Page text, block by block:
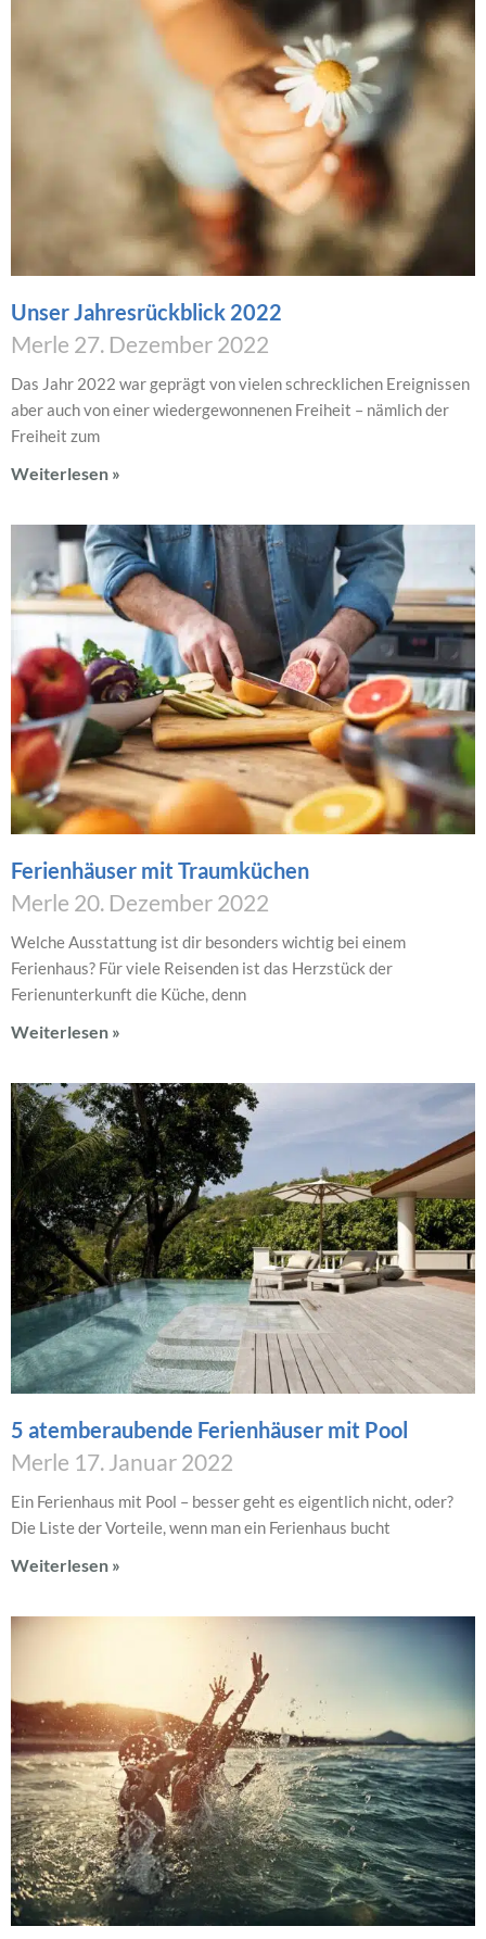
Unser Jahresrückblick 2022
Merle 27. Dezember 2022
Das Jahr 2022 war geprägt von vielen schrecklichen Ereignissen
aber auch von einer wiedergewonnenen Freiheit – nämlich der
Freiheit zum
Weiterlesen »
Ferienhäuser mit Traumküchen
Merle 20. Dezember 2022
Welche Ausstattung ist dir besonders wichtig bei einem
Ferienhaus? Für viele Reisenden ist das Herzstück der
Ferienunterkunft die Küche, denn
Weiterlesen »
5 atemberaubende Ferienhäuser mit Pool
Merle 17. Januar 2022
Ein Ferienhaus mit Pool – besser geht es eigentlich nicht, oder?
Die Liste der Vorteile, wenn man ein Ferienhaus bucht
Weiterlesen »